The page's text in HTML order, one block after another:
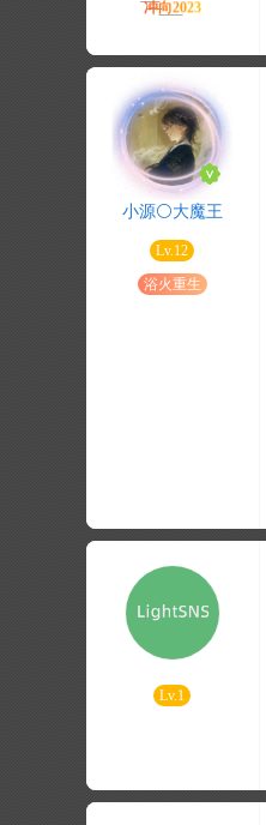
小源⚪大魔王
Lv.12
浴火重生
Lv.1